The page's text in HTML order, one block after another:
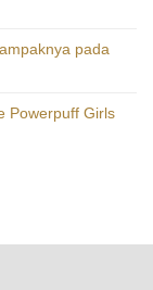
pada
Powerpuff Girls